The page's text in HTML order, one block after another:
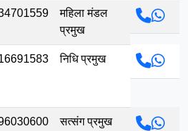
महिला मंडल
प्रमुख
निधि प्रमुख
सत्संग प्रमुख